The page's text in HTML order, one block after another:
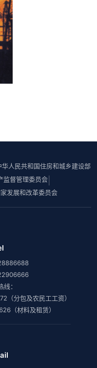
华人民共和国住房和城乡建设部
监督管理委员会
发展和改革委员会
：
（分包及农民工工资）
（材料及租赁）